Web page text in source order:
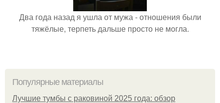
Два года назад я ушла от мужа - отношения были
тяжёлые, терпеть дальше просто не могла.
Популярные материалы
Лучшие тумбы с раковиной 2025 года: обзор